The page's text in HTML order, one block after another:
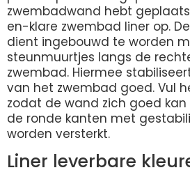
zwembadwand hebt
en-klare zwembad liner op.
dient ingebouwd te worden
steunmuurtjes langs de
zwembad. Hiermee
van het zwembad goed. Vul
zodat de wand zich goed
de ronde kanten met
worden versterkt.
Liner leverbare